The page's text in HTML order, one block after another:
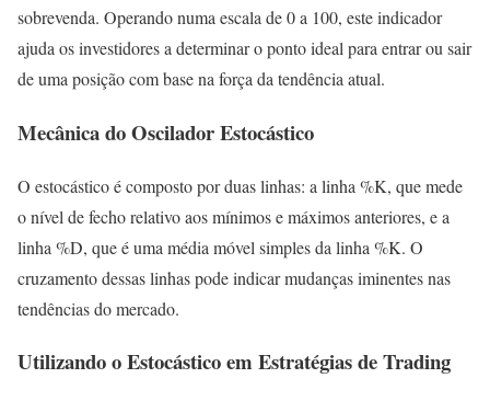
sobrevenda. Operando numa escala de 0 a 100, este indicador
ajuda os investidores a determinar o ponto ideal para entrar ou sair
de uma posição com base na força da tendência atual.
Mecânica do Oscilador Estocástico
O estocástico é composto por duas linhas: a linha %K, que mede
o nível de fecho relativo aos mínimos e máximos anteriores, e a
linha %D, que é uma média móvel simples da linha %K. O
cruzamento dessas linhas pode indicar mudanças iminentes nas
tendências do mercado.
Utilizando o Estocástico em Estratégias de Trading